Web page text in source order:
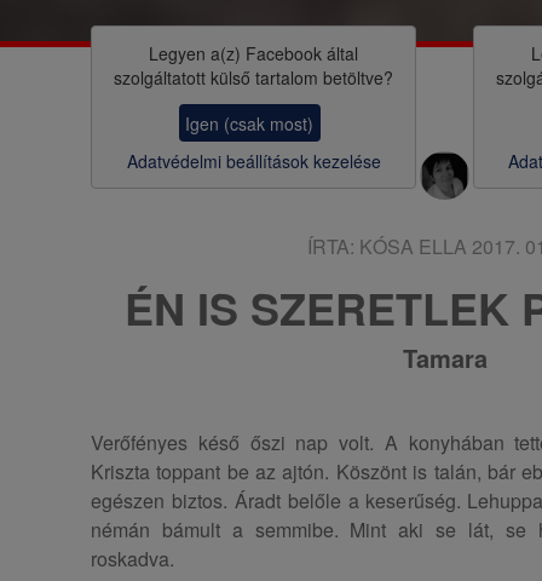
n
i
o Legyen a(z) Facebook által
szolgáltatott külső tartalom betöltve?
Igen (csak most)
Adatvédelmi beállítások kezelése
ÍRTA: KÓSA ELLA 2017.
ÉN IS SZERETLEK
Tamara
Verőfényes késő őszi nap volt. A konyhában
Kriszta toppant be az ajtón. Köszönt is talán, bár
egészen biztos. Áradt belőle a keserűség.
némán bámult a semmibe. Mint aki se lát, se
roskadva.